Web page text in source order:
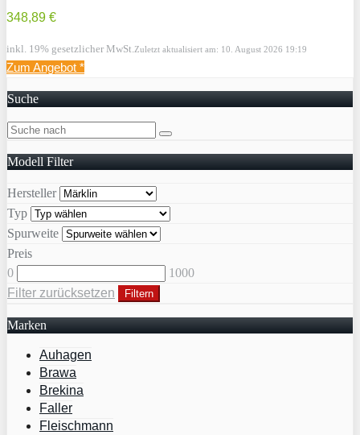
348,89 €
inkl. 19% gesetzlicher MwSt. Zuletzt aktualisiert am: 10. August 2026 19:19
Zum Angebot *
Suche
Modell Filter
Hersteller
Typ
Spurweite
Preis
0
1000
Filter zurücksetzen
Filtern
Marken
Auhagen
Brawa
Brekina
Faller
Fleischmann